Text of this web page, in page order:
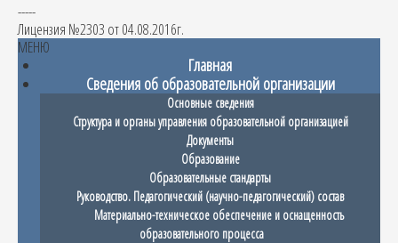
-----
Лицензия №2303 от 04.08.2016г.
МЕНЮ
Главная
Сведения об образовательной организации
Основные сведения
Структура и органы управления образовательной организацией
Документы
Образование
Образовательные стандарты
Руководство. Педагогический (научно-педагогический) состав
Материально-техническое обеспечение и оснащенность
образовательного процесса